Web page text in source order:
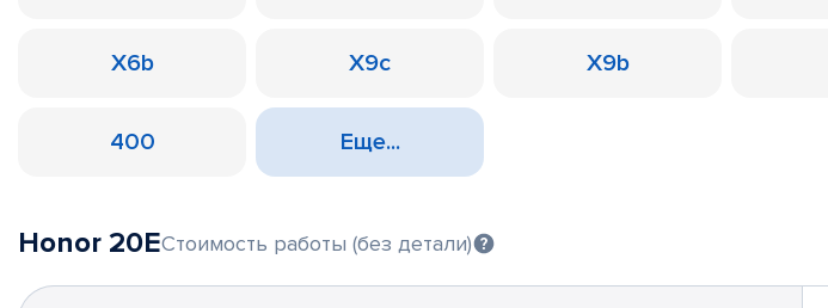
X6b X9c X9b
400 Еще...
Honor 20EСтоимость работы (без детали)